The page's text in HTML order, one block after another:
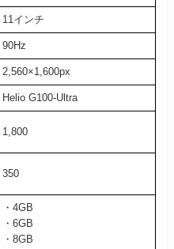
11インチ
90Hz
2,560×1,600px
Helio G100-Ultra
1,800
350
・4GB
・6GB
・8GB